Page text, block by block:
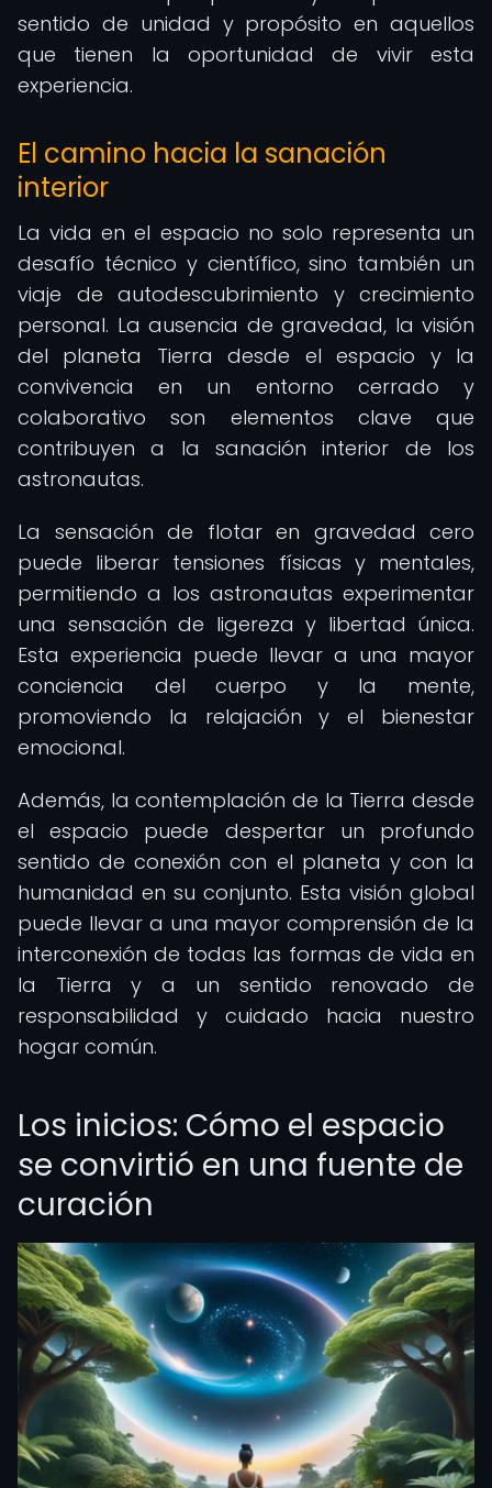
sentido de unidad y propósito en aquellos
que tienen la oportunidad de vivir esta
experiencia.
El camino hacia la sanación
interior
La vida en el espacio no solo representa un
desafío técnico y científico, sino también un
viaje de autodescubrimiento y crecimiento
personal. La ausencia de gravedad, la visión
del planeta Tierra desde el espacio y la
convivencia en un entorno cerrado y
colaborativo son elementos clave que
contribuyen a la sanación interior de los
astronautas.
La sensación de flotar en gravedad cero
puede liberar tensiones físicas y mentales,
permitiendo a los astronautas experimentar
una sensación de ligereza y libertad única.
Esta experiencia puede llevar a una mayor
conciencia del cuerpo y la mente,
promoviendo la relajación y el bienestar
emocional.
Además, la contemplación de la Tierra desde
el espacio puede despertar un profundo
sentido de conexión con el planeta y con la
humanidad en su conjunto. Esta visión global
puede llevar a una mayor comprensión de la
interconexión de todas las formas de vida en
la Tierra y a un sentido renovado de
responsabilidad y cuidado hacia nuestro
hogar común.
Los inicios: Cómo el espacio
se convirtió en una fuente de
curación